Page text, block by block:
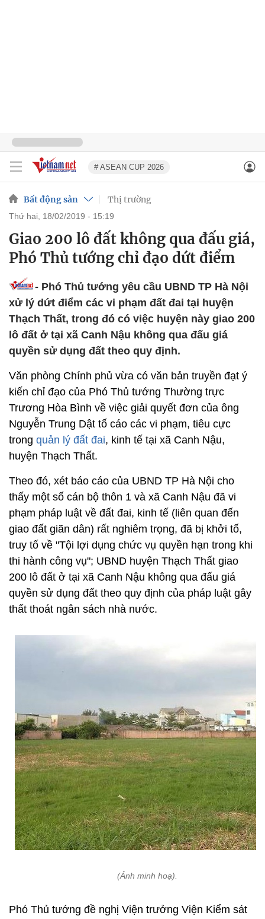
# ASEAN CUP 2026
Bất động sản Thị trường
thứ hai, 18/02/2019 - 15:19
Giao 200 lô đất không qua đấu giá,
Phó Thủ tướng chỉ đạo dứt điểm
- Phó Thủ tướng yêu cầu UBND TP Hà Nội
xử lý dứt điểm các vi phạm đất đai tại huyện
Thạch Thất, trong đó có việc huyện này giao 200
lô đất ở tại xã Canh Nậu không qua đấu giá
quyền sử dụng đất theo quy định.
Văn phòng Chính phủ vừa có văn bản truyền đạt ý
kiến chỉ đạo của Phó Thủ tướng Thường trực
Trương Hòa Bình về việc giải quyết đơn của ông
Nguyễn Trung Dật tố cáo các vi phạm, tiêu cực
trong quản lý đất đai, kinh tế tại xã Canh Nậu,
huyện Thạch Thất.
Theo đó, xét báo cáo của UBND TP Hà Nội cho
thấy một số cán bộ thôn 1 và xã Canh Nậu đã vi
phạm pháp luật về đất đai, kinh tế (liên quan đến
giao đất giãn dân) rất nghiêm trọng, đã bị khởi tố,
truy tố về "Tội lợi dụng chức vụ quyền hạn trong khi
thi hành công vụ"; UBND huyện Thạch Thất giao
200 lô đất ở tại xã Canh Nậu không qua đấu giá
quyền sử dụng đất theo quy định của pháp luật gây
thất thoát ngân sách nhà nước.
(Ảnh minh hoạ).
Phó Thủ tướng đề nghị Viện trưởng Viện Kiểm sát